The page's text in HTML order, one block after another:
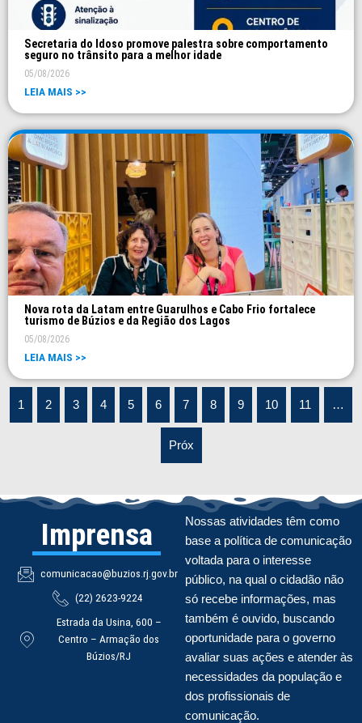
Secretaria do Idoso promove palestra sobre comportamento
seguro no trânsito para a melhor idade
05/08/2026
LEIA MAIS >>
Nova rota da Latam entre Guarulhos e Cabo Frio fortalece
turismo de Búzios e da Região dos Lagos
05/08/2026
LEIA MAIS >>
1 2 3 4 5 6 7 8 9 10 11 …
Próx
Imprensa
comunicacao@buzios.rj.gov.br
(22) 2623-9224
Estrada da Usina, 600 –
Centro – Armação dos
Búzios/RJ
Nossas atividades têm como
base a política de comunicação
voltada para o interesse
público, na qual o cidadão não
só recebe informações, mas
também é ouvido, buscando
oportunidade para o governo
avaliar suas ações e atender às
necessidades da população e
dos profissionais de
comunicação.